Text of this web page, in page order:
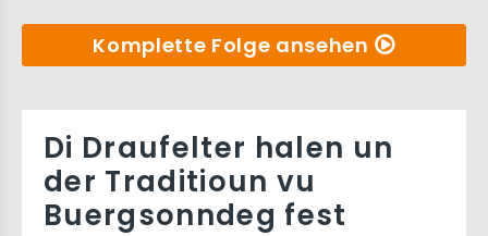
Komplette Folge ansehen
Di Draufelter halen un
der Traditioun vu
Buergsonndeg fest